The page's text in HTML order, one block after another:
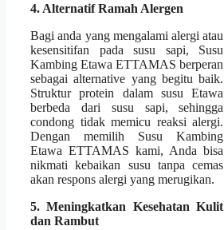
4. Alternatif Ramah Alergen
Bagi anda yang mengalami alergi atau
kesensitifan pada susu sapi, Susu
Kambing Etawa ETTAMAS berperan
sebagai alternative yang begitu baik.
Struktur protein dalam susu Etawa
berbeda dari susu sapi, sehingga
condong tidak memicu reaksi alergi.
Dengan memilih Susu Kambing
Etawa ETTAMAS kami, Anda bisa
nikmati kebaikan susu tanpa cemas
akan respons alergi yang merugikan.
5. Meningkatkan Kesehatan Kulit
dan Rambut